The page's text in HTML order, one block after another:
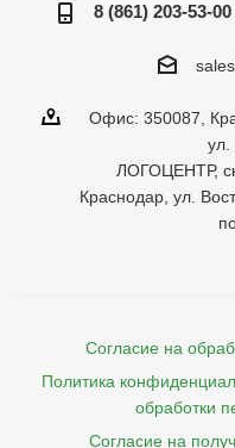
8 (861) 203-53-00
Офис: 350087,
ул.
ЛОГОЦЕНТР,
Краснодар, ул.
Согласие на
Политика
обработки
Согласие на